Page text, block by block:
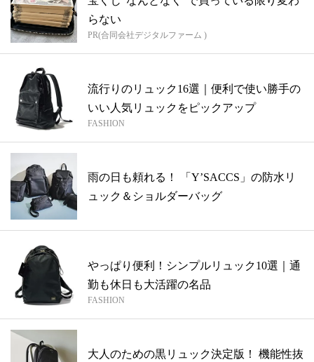
らない
PR(合同会社デジタルファーム )
流行りのリュック16選｜便利で使い勝手の
いい人気リュックをピックアップ
FASHION
雨の日も頼れる！ 「Y’SACCS」の防水リ
ュック＆ショルダーバッグ
やっぱり便利！シンプルリュック10選｜通
勤も休日も大活躍の名品
FASHION
大人のための黒リュック決定版！ 機能性抜